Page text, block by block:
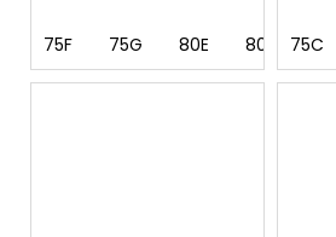
75F 75G 80E 80F 80G
75C